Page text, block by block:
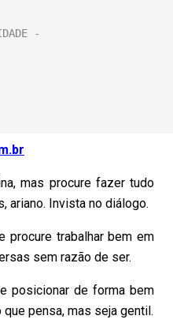
mas procure fazer tudo
ariano. Invista no diálogo.
procure trabalhar bem em
sem razão de ser.
posicionar de forma bem
pensa, mas seja gentil.